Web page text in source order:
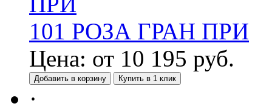
101 РОЗА ГРАН ПРИ
Цена: от 10 195 руб.
Добавить в корзину Купить в 1 клик
·